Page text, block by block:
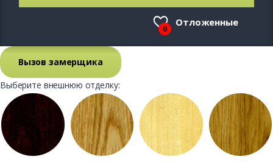
0
Отложенные
Вызов замерщика
Выберите внешнюю отделку: